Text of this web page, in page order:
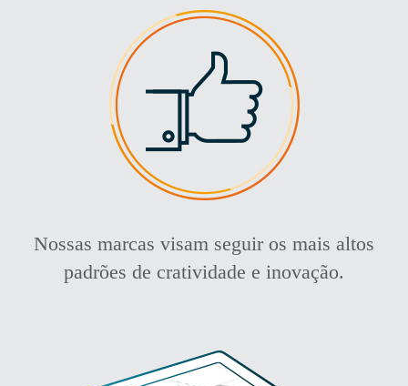
Nossas marcas visam seguir os mais altos
padrões de cratividade e inovação.